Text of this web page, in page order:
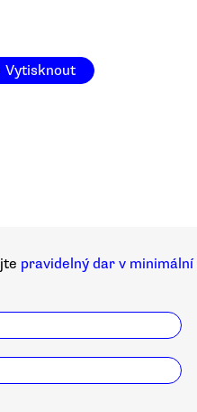
Vytisknout
pravidelný dar v